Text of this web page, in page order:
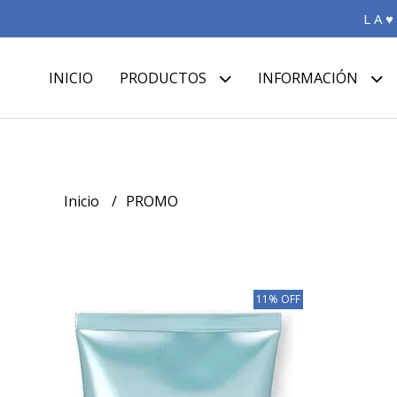
L A
INICIO PRODUCTOS INFORMACIÓN
Inicio PROMO
11% OFF